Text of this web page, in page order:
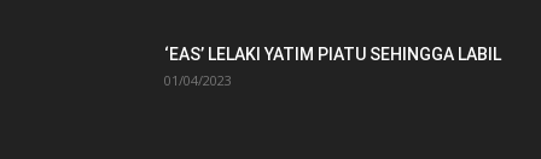
‘EAS’ LELAKI YATIM PIATU SEHINGGA LABIL
01/04/2023